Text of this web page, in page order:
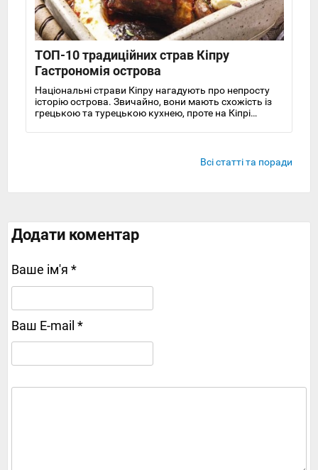
ТОП-10 традиційних страв Кіпру
Гастрономія острова
Національні страви Кіпру нагадують про непросту
історію острова. Звичайно, вони мають схожість із
грецькою та турецькою кухнею, проте на Кіпрі
говоримо про власну традицію гастронома острова.
проживало не найбагатше населення,Всі статті та поради
Додати коментар
Ваше ім'я *
Ваш E-mail *